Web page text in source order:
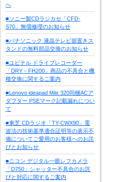
へ
■ソニー製CDラジカセ「CFD-
S70」無償修理のお知らせ
■パナソニック 液晶テレビ据置きス
タンドの無料部品交換のお知らせ
■ユピテル ドライブレコーダー
「DRY－FH200」商品の不具合と機
種交換に関するご案内
■Lenovo ideapad Miix 320同梱ACア
ダプター PSEマーク記載漏れについ
て
■東芝 CDラジオ「TY-CWX90」電
波法の技術基準適合証明等の表示不
備についてご愛用のお客様へのお詫
びとお知らせ
■ニコン デジタル一眼レフカメラ
「D750」シャッター不具合のお詫
びと対応に関するご案内